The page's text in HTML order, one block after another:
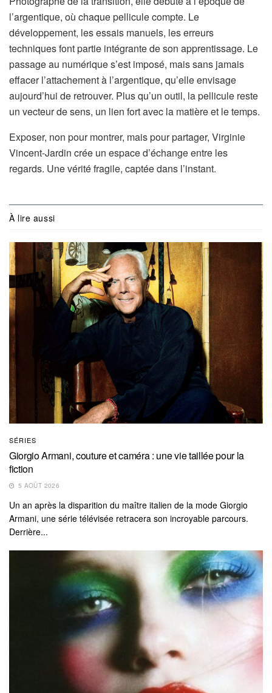
l’argentique, où chaque pellicule compte. Le
développement, les essais manuels, les erreurs
techniques font partie intégrante de son apprentissage. Le
passage au numérique s’est imposé, mais sans jamais
effacer l’attachement à l’argentique, qu’elle envisage
aujourd’hui de retrouver. Plus qu’un outil, la pellicule reste
un vecteur de sens, un lien fort avec la matière et le temps.
Exposer, non pour montrer, mais pour partager, Virginie
Vincent-Jardin crée un espace d’échange entre les
regards. Une vérité fragile, captée dans l’instant.
À lire aussi
SÉRIES
Giorgio Armani, couture et caméra : une vie taillée pour la
fiction
5 AOÛT 2026
Un an après la disparition du maître italien de la mode Giorgio
Armani, une série télévisée retracera son incroyable parcours.
Derrière...